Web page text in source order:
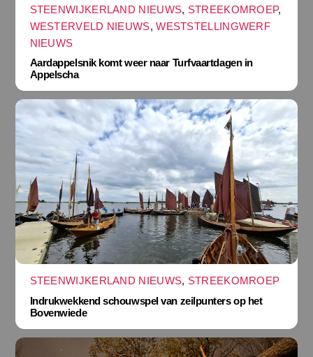
STEENWIJKERLAND NIEUWS, STREEKOMROEP,
WESTERVELD NIEUWS,WESTSTELLINGWERF
NIEUWS
Aardappelsnik komt weer naar Turfvaartdagen in
Appelscha
STEENWIJKERLAND NIEUWS, STREEKOMROEP
Indrukwekkend schouwspel van zeilpunters op het
Bovenwiede